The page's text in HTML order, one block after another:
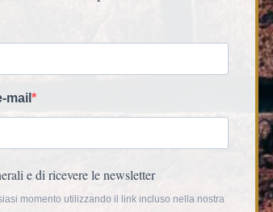
Aggiungi al
2
moderne e sedute
Dimensioni: L. 174 x